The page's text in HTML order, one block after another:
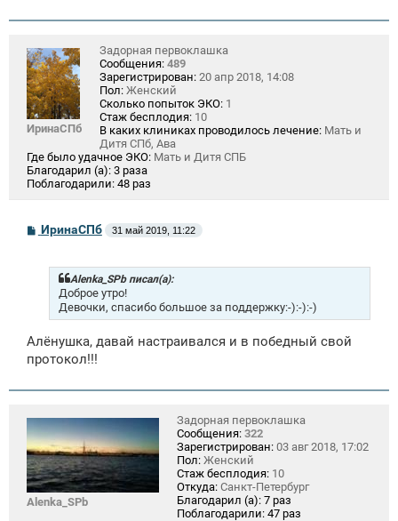
и
ИринаСПб
Задорная первоклашка
Сообщения: 489
Зарегистрирован: 20 апр 2018, 14:08
Пол: Женский
Сколько попыток ЭКО: 1
Стаж бесплодия: 10
В каких клиниках проводилось лечение: Мать и
Дитя СПб, Ава
Где было удачное ЭКО: Мать и Дитя СПБ
Благодарил (а): 3 раза
Поблагодарили: 48 раз
СИринаСПб 31 май 2019, 11:22
Alenka_SPb писал(а):
Доброе утро!
Девочки, спасибо большое за поддержку:-):-):-)
Алёнушка, давай настраивался и в победный свой
протокол!!!
Alenka_SPb
Задорная первоклашка
Сообщения: 322
Зарегистрирован: 03 авг 2018, 17:02
Пол: Женский
Стаж бесплодия: 10
Откуда: Санкт-Петербург
Благодарил (а): 7 раз
Поблагодарили: 47 раз